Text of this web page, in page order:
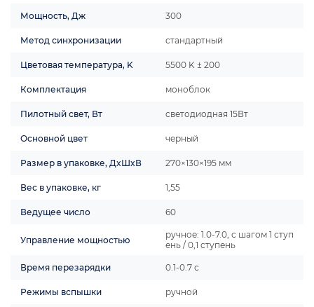
Мощность, Дж 300
Метод синхронизации стандартный
Цветовая температура, K 5500 K ± 200
Комплектация моноблок
Пилотный свет, Вт светодиодная 15Вт
Основной цвет черный
Размер в упаковке, ДxШxВ 270×130×195 мм
Вес в упаковке, кг 1,55
Ведущее число 60
Управление мощностью
ручное: 1.0-7.0, с шагом 1 ступ
ень / 0,1 ступень
Время перезарядки 0.1-0.7 с
Режимы вспышки ручной